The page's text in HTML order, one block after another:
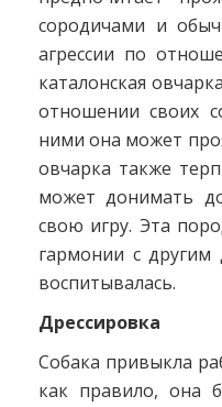
сородичами и
агрессии по
каталонская
отношении своих
ними она может
овчарка также
может донимать
свою игру. Эта
гармонии с
воспитывалась.
Дрессировка
Собака привыкла
как правило, она